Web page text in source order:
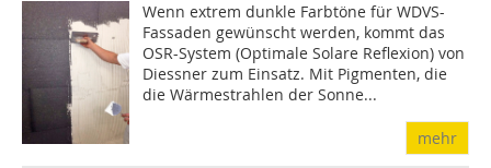
Wenn extrem dunkle Farbtöne für WDVS-
Fassaden gewünscht werden, kommt das
OSR-System (Optimale Solare Reflexion) von
Diessner zum Einsatz. Mit Pigmenten, die
die Wärmestrahlen der Sonne...
mehr